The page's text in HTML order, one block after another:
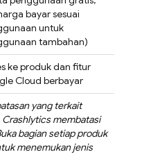
bayar sesuai
untuk
tambahan)
ke produk dan fitur
Cloud berbayar
yang terkait
Crashlyticsmembatasi
bagian setiap produk
menemukan jenis